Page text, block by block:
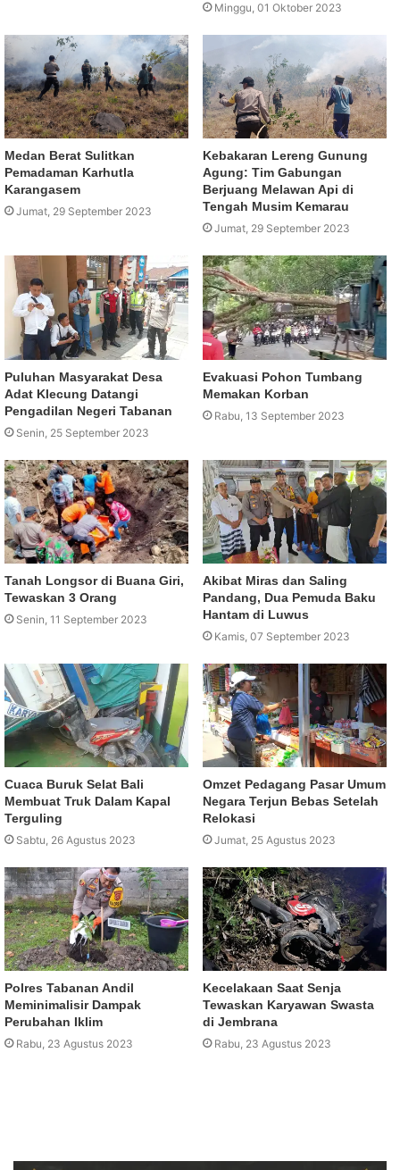
Minggu, 01 Oktober 2023
Medan Berat Sulitkan
Pemadaman Karhutla
Karangasem
Jumat, 29 September 2023
Kebakaran Lereng Gunung
Agung: Tim Gabungan
Berjuang Melawan Api di
Tengah Musim Kemarau
Jumat, 29 September 2023
Puluhan Masyarakat Desa
Adat Klecung Datangi
Pengadilan Negeri Tabanan
Senin, 25 September 2023
Evakuasi Pohon Tumbang
Memakan Korban
Rabu, 13 September 2023
Tanah Longsor di Buana Giri,
Tewaskan 3 Orang
Senin, 11 September 2023
Akibat Miras dan Saling
Pandang, Dua Pemuda Baku
Hantam di Luwus
Kamis, 07 September 2023
Cuaca Buruk Selat Bali
Membuat Truk Dalam Kapal
Terguling
Sabtu, 26 Agustus 2023
Omzet Pedagang Pasar Umum
Negara Terjun Bebas Setelah
Relokasi
Jumat, 25 Agustus 2023
Polres Tabanan Andil
Meminimalisir Dampak
Perubahan Iklim
Rabu, 23 Agustus 2023
Kecelakaan Saat Senja
Tewaskan Karyawan Swasta
di Jembrana
Rabu, 23 Agustus 2023